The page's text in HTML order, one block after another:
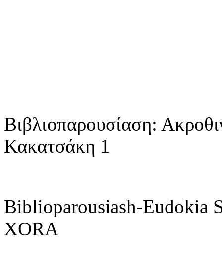
Βιβλιοπαρουσίαση:
Κακατσάκη 1
Biblioparousiash-Eudokia
XORA